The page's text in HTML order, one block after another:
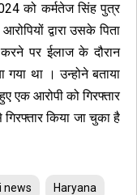
को कर्मतेज सिंह पुत्र
द्वारा उसके पिता
पर ईलाज के दौरान
गया था । उन्होने बताया
एक आरोपी को गिरफ्तार
किया जा चुका है
news Haryana